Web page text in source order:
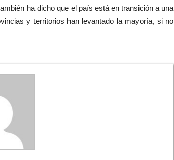
ha dicho que el país está en transición a una
y territorios han levantado la mayoría, si no